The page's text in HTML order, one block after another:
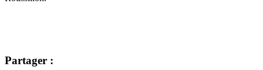
Partager :